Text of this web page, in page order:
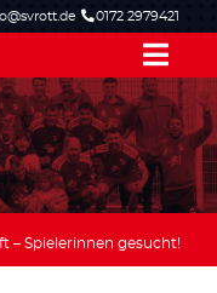
0172 2979421
– Spielerinnen gesucht!